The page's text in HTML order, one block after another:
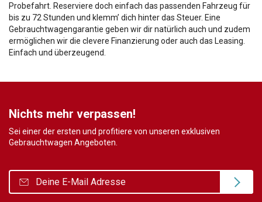
Probefahrt. Reserviere doch einfach das passenden Fahrzeug für
bis zu 72 Stunden und klemm’ dich hinter das Steuer. Eine
Gebrauchtwagengarantie geben wir dir natürlich auch und zudem
ermöglichen wir die clevere Finanzierung oder auch das Leasing.
Einfach und überzeugend.
Nichts mehr verpassen!
Sei einer der ersten und profitiere von unseren exklusiven
Gebrauchtwagen Angeboten.